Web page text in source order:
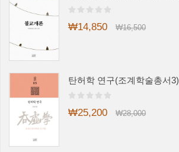
₩14,850 ₩16,500
탄허학 연구(조계학술총서3)
₩25,200 ₩28,000